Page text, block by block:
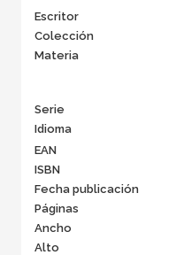
Escritor
Colección
Materia
Serie
Idioma
EAN
ISBN
Fecha publicación
Páginas
Ancho
Alto